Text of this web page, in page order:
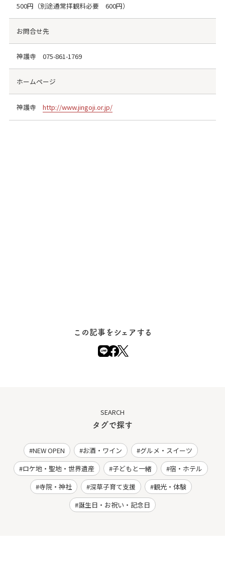
500円（別途通常拝観料必要 600円）
お問合せ先
神護寺 075-861-1769
ホームページ
神護寺 http://www.jingoji.or.jp/
この記事をシェアする
SEARCH
タグで探す
NEW OPEN お酒・ワイン
グルメ・スイーツ
ロケ地・聖地・世界遺産
子どもと一緒
宿・ホテル
寺院・神社
深草子育て支援
観光・体験
誕生日・お祝い・記念日